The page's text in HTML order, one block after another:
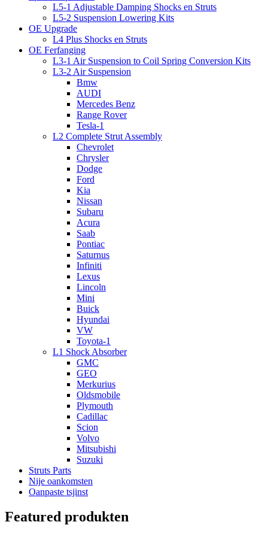
L5-1 Adjustable Damping Shocks en Struts
L5-2 Suspension Lowering Kits
OE Upgrade
L4 Plus Shocks en Struts
OE Ferfanging
L3-1 Air Suspension to Coil Spring Conversion Kits
L3-2 Air Suspension
Bmw
AUDI
Mercedes Benz
Range Rover
Tesla-1
L2 Complete Strut Assembly
Chevrolet
Chrysler
Dodge
Ford
Kia
Nissan
Subaru
Acura
Saab
Pontiac
Saturnus
Infiniti
Lexus
Lincoln
Mini
Buick
Hyundai
VW
Toyota-1
L1 Shock Absorber
GMC
GEO
Merkurius
Oldsmobile
Plymouth
Cadillac
Scion
Volvo
Mitsubishi
Suzuki
Struts Parts
Nije oankomsten
Oanpaste tsjinst
Featured produkten